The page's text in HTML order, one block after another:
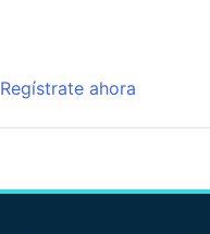
Regístrate ahora